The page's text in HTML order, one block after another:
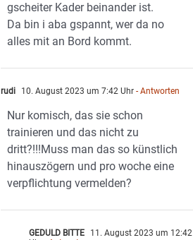
gscheiter Kader beinander ist.
Da bin i aba gspannt, wer da no
alles mit an Bord kommt.
rudi 10. August 2023 um 7:42 Uhr - Antworten
Nur komisch, das sie schon
trainieren und das nicht zu
dritt?!!!Muss man das so künstlich
hinauszögern und pro woche eine
verpflichtung vermelden?
GEDULD BITTE
11. August 2023 um 12:42